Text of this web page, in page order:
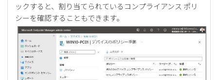
ックすると、割り当てられているコンプライアンス ポリ
シーを確認することもできます。